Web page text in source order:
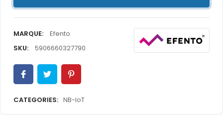
MARQUE:
Efento
SKU:
5906660327790
CATEGORIES: NB-IoT